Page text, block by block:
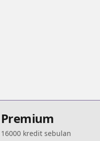
Premium
16000 kredit sebulan